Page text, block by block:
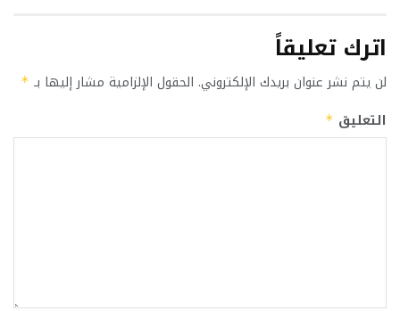
اترك تعليقاً
لن يتم نشر عنوان بريدك الإلكتروني. الحقول الإلزامية مشار إليها بـ *
التعليق *